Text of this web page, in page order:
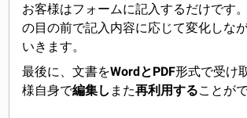
お客様はフォームに記入するだけです
の目の前で記入内容に応じて変化しな
いきます。
最後に、文書をWordとPDF形式で受け
様自身で編集し また再利用することが